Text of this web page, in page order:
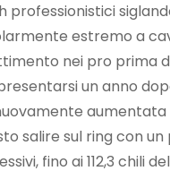
estremo a
nei pro prima
un anno
salire sul ring con un
fino ai 112,3 chili